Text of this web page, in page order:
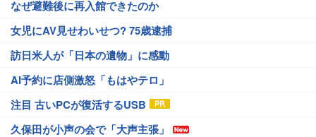
なぜ避難後に再入館できたのか
女児にAV見せわいせつ? 75歳逮捕
訪日米人が「日本の遺物」に感動
AI予約に店側激怒「もはやテロ」
注目 古いPCが復活するUSB
久保田が小声の会で「大声主張」